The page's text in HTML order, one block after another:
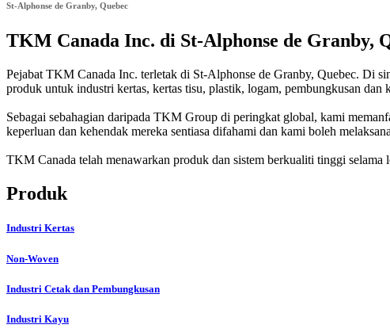
St-Alphonse de Granby, Quebec
TKM Canada Inc. di St-Alphonse de Granby,
Pejabat TKM Canada Inc. terletak di St-Alphonse de Granby, Quebec. Di
produk untuk industri kertas, kertas tisu, plastik, logam, pembungkusan dan
Sebagai sebahagian daripada TKM Group di peringkat global, kami
keperluan dan kehendak mereka sentiasa difahami dan kami boleh
TKM Canada telah menawarkan produk dan sistem berkualiti tinggi
Produk
Industri Kertas
Non-Woven
Industri Cetak dan Pembungkusan
Industri Kayu